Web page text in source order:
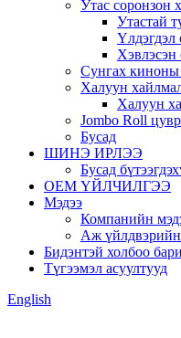
Утас соронзон
Утастай
Үлдэгдэл
Хэвлэсэн
Сунгах киноны
Халуун
Халуун
Jombo Roll
Бусад
ШИНЭ ИРЛЭЭ
Бусад
OEM ҮЙЛЧИЛГЭЭ
Мэдээ
Компанийн
Аж үйлдвэрийн
Бидэнтэй холбоо
Түгээмэл асуултууд
English